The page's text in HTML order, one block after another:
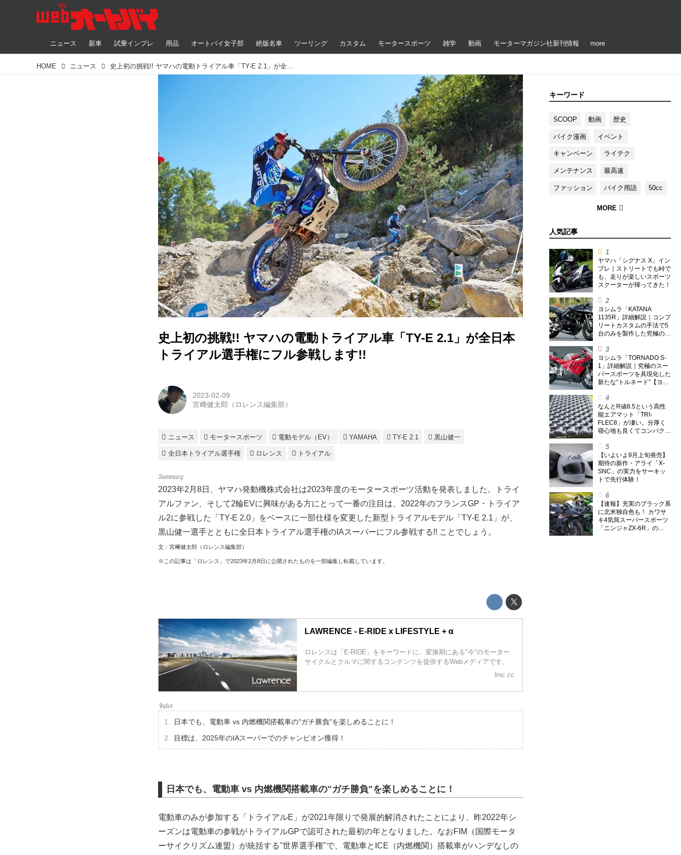
ニュース 新車 試乗インプレ 用品 オートバイ女子部 絶版名車 ツーリング カスタム モータースポーツ 雑学 動画 モーターマガジン社新刊情報 more
HOME ニュース 史上初の挑戦!! ヤマハの電動トライアル車「TY-E 2.1」が全日本トライアル選手権にフル参戦します!!
史上初の挑戦!! ヤマハの電動トライアル車「TY-E 2.1」が全日本
トライアル選手権にフル参戦します!!
キーワード
SCOOP 動画 歴史
バイク漫画 イベント
キャンペーン ライテク
メンテナンス 最高速
ファッション バイク用語 50cc
人気記事
ヤマハ「シグナス X」イン
プレ｜ストリートでも峠で
も、走りが楽しいスポーツ
スクーターが帰ってきた！
ヨシムラ「KATANA
1135R」詳細解説｜コンプ
リートカスタムの手法で5
台のみを製作した究極の銘
ヨシムラ「TORNADO S-
1」詳細解説｜究極のスー
パースポーツを具現化した
新たな“トルネード”【ヨシ
なんとR値8.5という高性
能エアマット「TRI-
FLEC8」が凄い。分厚く
寝心地も良くてコンパクト
トを試してみた〈若林浩志
のスーパー・カブカブ・ダ
イアリーズ Vol.385〉
【いよいよ9月上旬発売】
期待の新作・アライ「X-
SNC」の実力をサーキッ
トで先行体験！
【速報】充実のブラック系
に北米独自色も！ カワサ
キ4気筒スーパースポーツ
「ニンジャZX-6R」の
2023-02-09
宮﨑健太郎（ロレンス編集部）
ニュース モータースポーツ 電動モデル（EV） YAMAHA TY-E 2.1 黒山健一
全日本トライアル選手権 ロレンス トライアル
2023年2月8日、ヤマハ発動機株式会社は2023年度のモータースポーツ活動を発表しました。トライ
アルファン、そして2輪EVに興味がある方にとって一番の注目は、2022年のフランスGP・トライア
ル2に参戦した「TY-E 2.0」をベースに一部仕様を変更した新型トライアルモデル「TY-E 2.1」が、
黒山健一選手とともに全日本トライアル選手権のIAスーパーにフル参戦する!! ことでしょう。
文：宮﨑健太郎（ロレンス編集部）
※この記事は「ロレンス」で2023年2月8日に公開されたものを一部編集し転載しています。
LAWRENCE - E-RIDE x LIFESTYLE + α
ロレンスは「E-RIDE」をキーワードに、変換期にある"今"のモーター
サイクルとクルマに関するコンテンツを提供するWebメディアです。
lrnc.cc
日本でも、電動車 vs 内燃機関搭載車の"ガチ勝負"を楽しめることに！
目標は、2025年のIAスーパーでのチャンピオン獲得！
日本でも、電動車 vs 内燃機関搭載車の"ガチ勝負"を楽しめることに！
電動車のみが参加する「トライアルE」が2021年限りで発展的解消されたことにより、昨2022年シ
ーズンは電動車の参戦がトライアルGPで認可された最初の年となりました。なおFIM（国際モータ
ーサイクリズム連盟）が統括する"世界選手権"で、電動車とICE（内燃機関）搭載車がハンデなしの